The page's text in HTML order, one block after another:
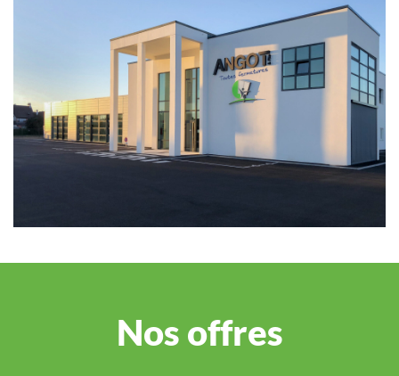
Nos offres